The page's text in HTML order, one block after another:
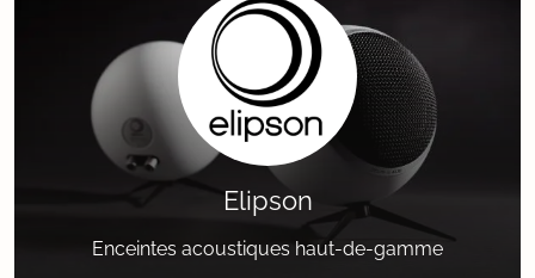
Elipson
Enceintes acoustiques haut-de-gamme